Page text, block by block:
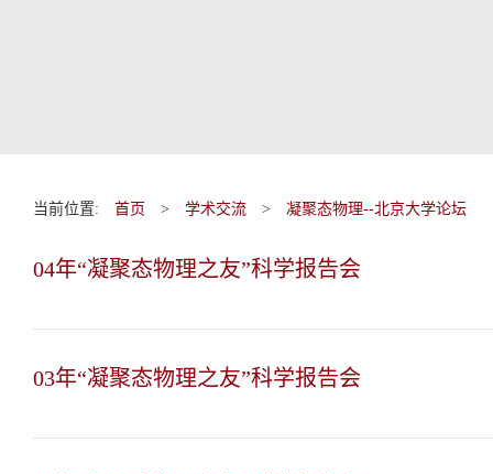
当前位置: 首页 > 学术交流 > 凝聚态物理--北京大学论坛
04年“凝聚态物理之友”科学报告会
03年“凝聚态物理之友”科学报告会